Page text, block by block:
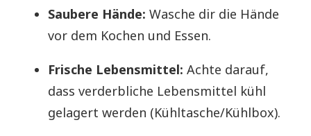
Saubere Hände: Wasche dir die Hände
vor dem Kochen und Essen.
Frische Lebensmittel: Achte darauf,
dass verderbliche Lebensmittel kühl
gelagert werden (Kühltasche/Kühlbox).